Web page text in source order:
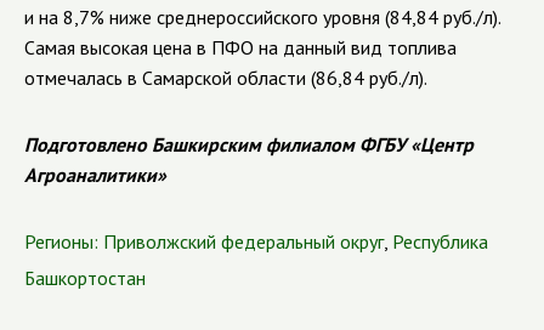
и на 8,7% ниже среднероссийского уровня (84,84 руб./л).
Самая высокая цена в ПФО на данный вид топлива
отмечалась в Самарской области (86,84 руб./л).
Подготовлено Башкирским филиалом ФГБУ «Центр
Агроаналитики»
Регионы: Приволжский федеральный округ, Республика
Башкортостан